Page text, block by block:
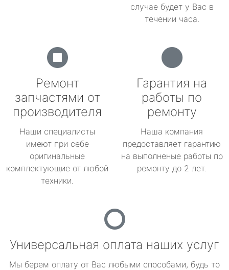
случае будет у Вас в
течении часа.
Ремонт
запчастями от
производителя
Наши специалисты
имеют при себе
оригинальные
комплектующие от любой
техники.
Гарантия на
работы по
ремонту
Наша компания
предоставляет гарантию
на выполненые работы по
ремонту до 2 лет.
Универсальная оплата наших услуг
Мы берем оплату от Вас любыми способами, будь то